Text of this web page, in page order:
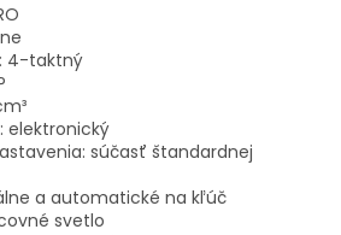
4-taktný
elektronický
súčasť štandardnej
a automatické na kľúč
svetlo